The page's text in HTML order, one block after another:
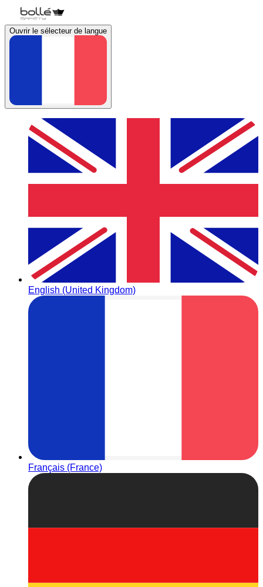
Ouvrir le sélecteur de langue
English (United Kingdom)
Français (France)